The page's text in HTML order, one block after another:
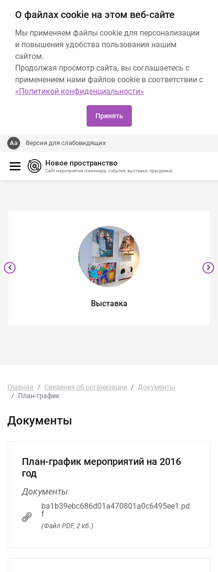
О файлах cookie на этом веб-сайте
Мы применяем файлы cookie для персонализации
и повышения удобства пользования нашим
сайтом.
Продолжая просмотр сайта, вы соглашаетесь с
применением нами файлов cookie в соответствии с
«Политикой конфиденциальности»
Принять
Версия для слабовидящих
Новое пространство
Сайт мероприятия (семинара, события, выставки, праздника)
Выставка
Главная Сведения об организации
Документы
План-график
Документы
План-график мероприятий на 2016
год
Документы
ba1b39ebc686d01a470801a0c6495ee1.pd
f
(Файл PDF, 2 кб.)